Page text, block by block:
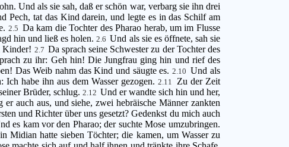
Und als sie sah, daß er schön war, verbarg sie ihn drei
Pech, tat das Kind darein, und legte es in das Schilf am
2.5 Da kam die Tochter des Pharao herab, um im Flusse
hin und ließ es holen.2.6 Und als sie es öffnete, sah sie
Kinder! 2.7 Da sprach seine Schwester zu der Tochter des
zu ihr: Geh hin! Die Jungfrau ging hin und rief des
Das Weib nahm das Kind und säugte es. 2.10 Und als
Ich habe ihn aus dem Wasser gezogen.2.11
Zu der Zeit
Brüder, schlug. 2.12 Und er wandte sich hin und her,
auch aus, und siehe, zwei hebräische Männer zankten
und Richter über uns gesetzt? Gedenkst du mich auch
es kam vor den Pharao; der suchte Mose umzubringen.
Midian hatte sieben Töchter; die kamen, um Wasser zu